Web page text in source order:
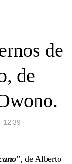
de
de
12:39
”, de Alberto